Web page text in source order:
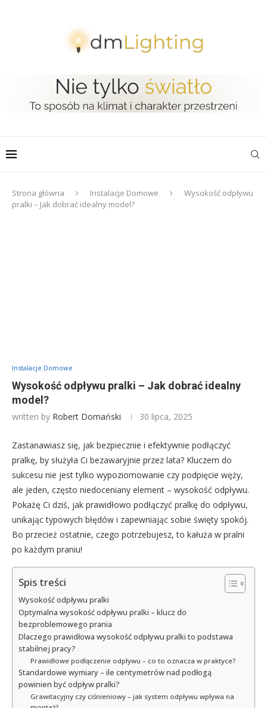
Strona główna Instalacje Domowe
Wysokość odpływu
pralki – Jak dobrać idealny model?
Instalacje Domowe
Wysokość odpływu pralki – Jak dobrać idealny
model?
written by Robert Domański 30 lipca, 2025
Zastanawiasz się, jak bezpiecznie i efektywnie podłączyć
pralkę, by służyła Ci bezawaryjnie przez lata? Kluczem do
sukcesu nie jest tylko wypoziomowanie czy podpięcie węży,
ale jeden, często niedoceniany element – wysokość odpływu.
Pokażę Ci dziś, jak prawidłowo podłączyć pralkę do odpływu,
unikając typowych błędów i zapewniając sobie święty spokój.
Bo przecież ostatnie, czego potrzebujesz, to kałuża w pralni
po każdym praniu!
Spis treści
Wysokość odpływu pralki
Optymalna wysokość odpływu pralki – klucz do
bezproblemowego prania
Dlaczego prawidłowa wysokość odpływu pralki to podstawa
stabilnej pracy?
Prawidłowe podłączenie odpływu – co to oznacza w praktyce?
Standardowe wymiary – ile centymetrów nad podłogą
powinien być odpływ pralki?
Grawitacyjny czy ciśnieniowy – jak system odpływu wpływa na